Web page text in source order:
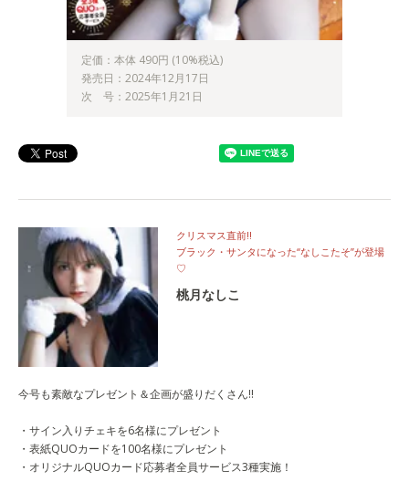
定価：本体 490円 (10%税込)
発売日：2024年12月17日
次 号：2025年1月21日
クリスマス直前‼
ブラック・サンタになった“なしこたそ”が登場
♡
桃月なしこ
今号も素敵なプレゼント＆企画が盛りだくさん!!
・サイン入りチェキを6名様にプレゼント
・表紙QUOカードを100名様にプレゼント
・オリジナルQUOカード応募者全員サービス3種実施！